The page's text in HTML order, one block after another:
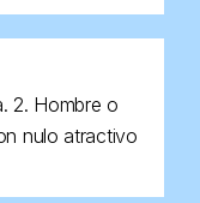
2. Hombre o
nulo atractivo